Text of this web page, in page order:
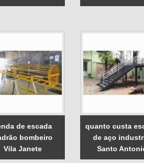
de escada
bombeiro
Vila Janete
quanto custa
de aço
Santo